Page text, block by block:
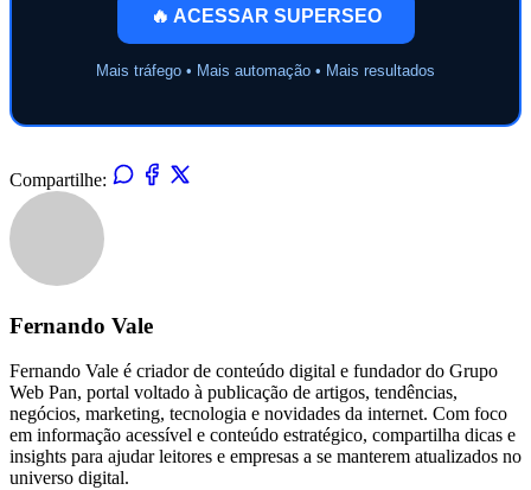
🔥 ACESSAR SUPERSEO
Mais tráfego • Mais automação • Mais resultados
Compartilhe:
Fernando Vale
Fernando Vale é criador de conteúdo digital e fundador do Grupo
Web Pan, portal voltado à publicação de artigos, tendências,
negócios, marketing, tecnologia e novidades da internet. Com foco
em informação acessível e conteúdo estratégico, compartilha dicas e
insights para ajudar leitores e empresas a se manterem atualizados no
universo digital.